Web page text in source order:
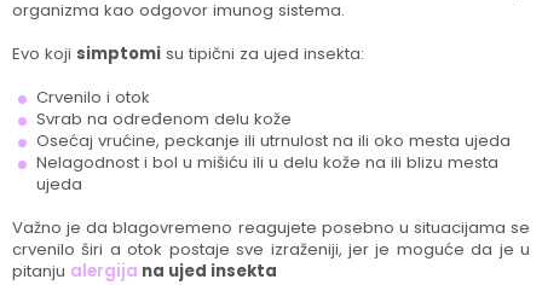
organizma kao odgovor imunog sistema.
Evo koji simptomi su tipični za ujed insekta:
Crvenilo i otok
Svrab na određenom delu kože
Osećaj vrućine, peckanje ili utrnulost na ili oko mesta ujeda
Nelagodnost i bol u mišiću ili u delu kože na ili blizu mesta
ujeda
Važno je da blagovremeno reagujete posebno u situacijama se
crvenilo širi a otok postaje sve izraženiji, jer je moguće da je u
pitanju alergija na ujed insekta